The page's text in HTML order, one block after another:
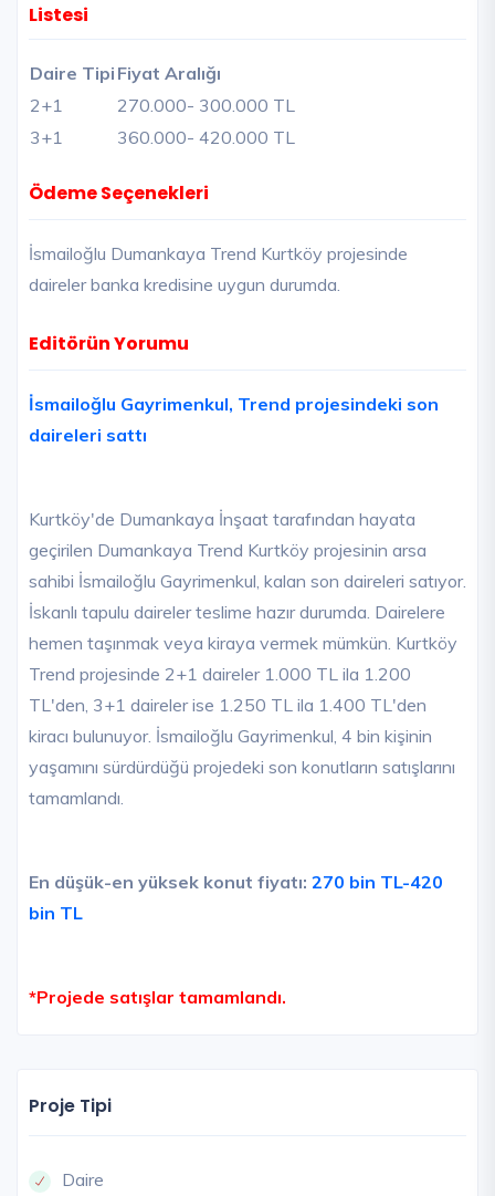
Listesi
Daire Tipi Fiyat Aralığı
2+1
270.000- 300.000 TL
3+1
360.000- 420.000 TL
Ödeme Seçenekleri
İsmailoğlu Dumankaya Trend Kurtköy projesinde
daireler banka kredisine uygun durumda.
Editörün Yorumu
İsmailoğlu Gayrimenkul, Trend projesindeki son
daireleri sattı
Kurtköy'de Dumankaya İnşaat tarafından hayata
geçirilen Dumankaya Trend Kurtköy projesinin arsa
sahibi İsmailoğlu Gayrimenkul, kalan son daireleri satıyor.
İskanlı tapulu daireler teslime hazır durumda. Dairelere
hemen taşınmak veya kiraya vermek mümkün. Kurtköy
Trend projesinde 2+1 daireler 1.000 TL ila 1.200
TL'den, 3+1 daireler ise 1.250 TL ila 1.400 TL'den
kiracı bulunuyor. İsmailoğlu Gayrimenkul, 4 bin kişinin
yaşamını sürdürdüğü projedeki son konutların satışlarını
tamamlandı.
En düşük-en yüksek konut fiyatı: 270 bin TL-420
bin TL
*Projede satışlar tamamlandı.
Proje Tipi
Daire